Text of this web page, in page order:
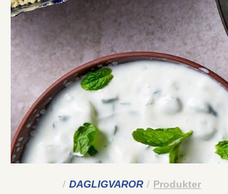
DAGLIGVAROR Produkter